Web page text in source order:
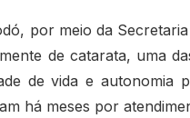
por meio da
de catarata, uma
de vida e autonomia
há meses por